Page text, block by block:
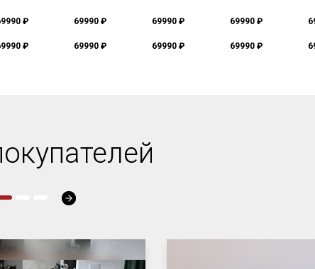
₽ 69990 ₽ 69990 ₽ 69990 ₽
₽ 69990 ₽ 69990 ₽ 69990 ₽